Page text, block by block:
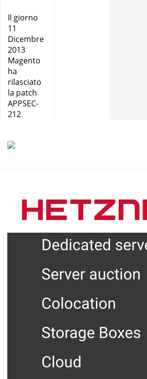
Il giorno
11
Dicembre
2013
Magento
ha
rilasciato
la patch
APPSEC-
212
“Security
oblema di
sicurezza
per la
versione
pacchetto
una patch
vulnerabili
Images.ph